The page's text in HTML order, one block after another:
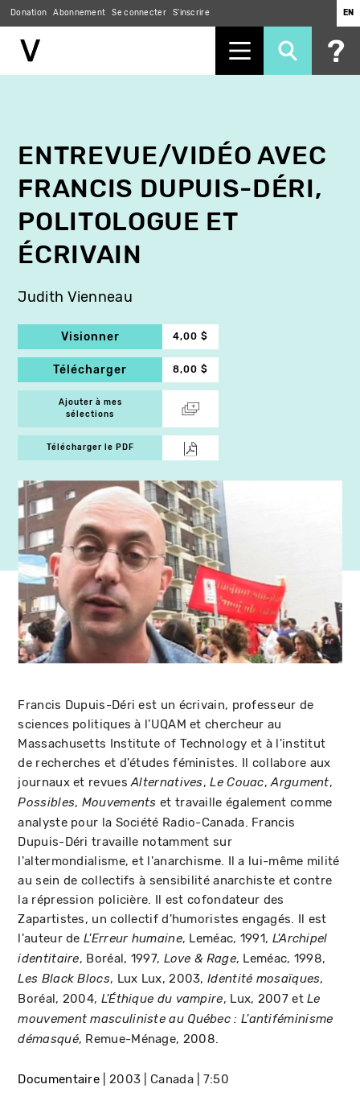
Donation Abonnement Se connecter S'inscrire EN
ENTREVUE/VIDÉO AVEC
FRANCIS DUPUIS-DÉRI,
POLITOLOGUE ET
ÉCRIVAIN
Judith Vienneau
Visionner 4,00 $
Télécharger 8,00 $
Ajouter à mes
sélections
Télécharger le PDF
Francis Dupuis-Déri est un écrivain, professeur de
sciences politiques à l'UQAM et chercheur au
Massachusetts Institute of Technology et à l'institut
de recherches et d'études féministes. Il collabore aux
journaux et revuesAlternatives,Le Couac,Argument,
Possibles, Mouvements et travaille également comme
analyste pour la Société Radio-Canada. Francis
Dupuis-Déri travaille notamment sur
l'altermondialisme, et l'anarchisme. Il a lui-même milité
au sein de collectifs à sensibilité anarchiste et contre
la répression policière. Il est cofondateur des
Zapartistes, un collectif d'humoristes engagés. Il est
l'auteur deL'Erreur humaine, Leméac, 1991, L'Archipel
identitaire, Boréal, 1997, Love & Rage, Leméac, 1998,
Les Black Blocs, Lux Lux, 2003,Identité mosaïques,
Boréal, 2004, L'Éthique du vampire, Lux, 2007 etLe
mouvement masculiniste au Québec : L'antiféminisme
démasqué, Remue-Ménage, 2008.
Documentaire 2003 Canada 7:50